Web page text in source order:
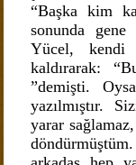
“Başka kim
sonunda
Yücel, kendi
kaldırarak:
”demişti.
yazılmıştır.
yarar